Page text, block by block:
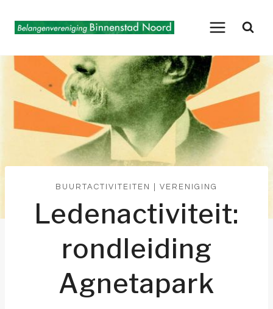
naar
BUURTACTIVITEITEN VERENIGING
Ledenactiviteit:
rondleiding
Agnetapark